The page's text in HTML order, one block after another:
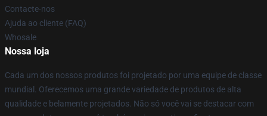
Contacte-nos
Ajuda ao cliente (FAQ)
Whosale
Nossa loja
Cada um dos nossos produtos foi projetado por uma equipe de classe
mundial. Oferecemos uma grande variedade de produtos de alta
qualidade e belamente projetados. Não só você vai se destacar com